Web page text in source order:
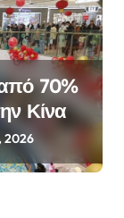
70%
Κίνα
2026